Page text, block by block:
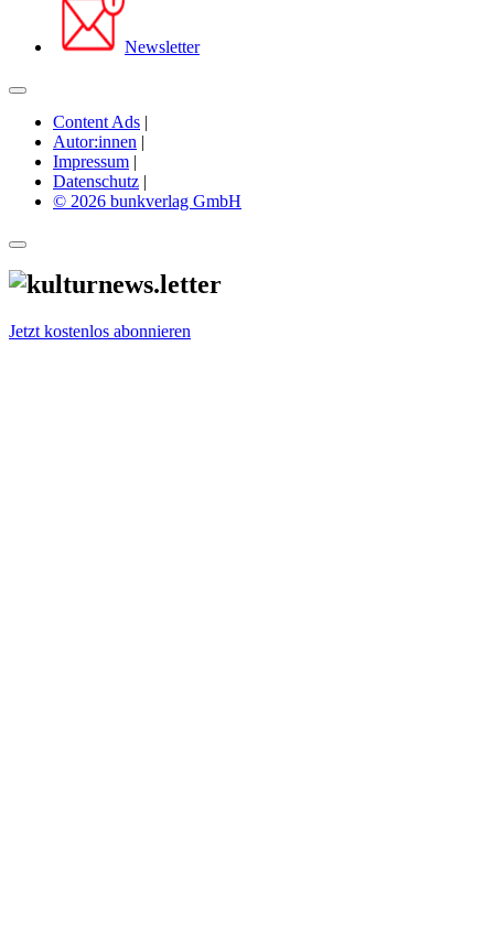
Newsletter
Content Ads |
Autor:innen |
Impressum |
Datenschutz |
© 2026 bunkverlag GmbH
Jetzt kostenlos abonnieren